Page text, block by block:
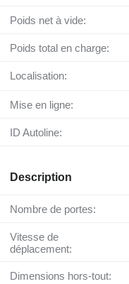
Poids net à vide:
Poids total en charge:
Localisation:
Mise en ligne:
ID Autoline:
Description
Nombre de portes:
Vitesse de
déplacement:
Dimensions hors-tout: